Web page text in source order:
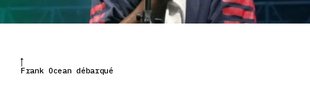
Frank Ocean débarqué